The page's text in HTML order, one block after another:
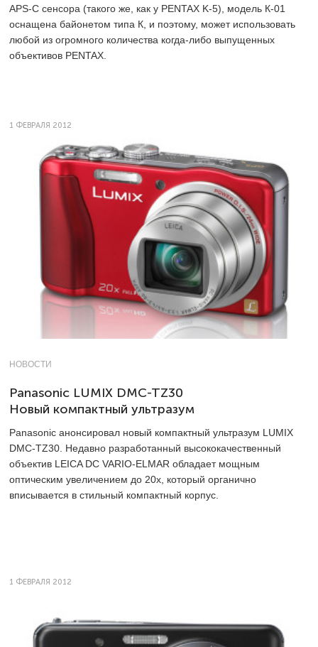
APS-C сенсора (такого же, как у PENTAX K-5), модель К-01
оснащена байонетом типа К, и поэтому, может использовать
любой из огромного количества когда-либо выпущенных
объективов PENTAX.
1 ФЕВРАЛЯ 2012
НОВОСТИ
Panasonic LUMIX DMC-TZ30
Новый компактный ультразум
Panasonic анонсировал новый компактный ультразум LUMIX
DMC-TZ30. Недавно разработанный высококачественный
объектив LEICA DC VARIO-ELMAR обладает мощным
оптическим увеличением до 20x, который органично
вписывается в стильный компактный корпус.
1 ФЕВРАЛЯ 2012